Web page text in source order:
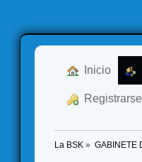
Inicio
Registrarse
La BSK » GABINETE